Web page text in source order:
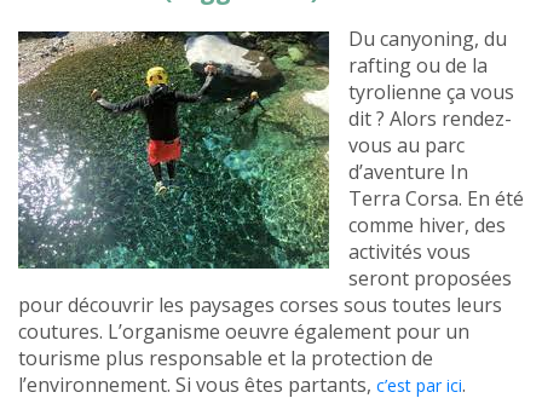
Du canyoning, du
rafting ou de la
tyrolienne ça vous
dit ? Alors rendez-
vous au parc
d’aventure In
Terra Corsa. En été
comme hiver, des
activités vous
seront proposées
pour découvrir les paysages corses sous toutes leurs
coutures. L’organisme oeuvre également pour un
tourisme plus responsable et la protection de
l’environnement. Si vous êtes partants, c’est par ici.